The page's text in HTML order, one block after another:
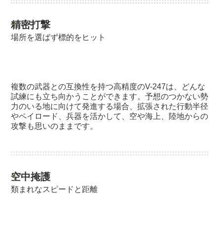
精密打撃
場所を選ばず標的をヒット
複数の武器との互換性を持つ高精度のV-247は、どんな
試練にも立ち向かうことができます。予想のつかない勢
力のいる地に向けて発進する場合、拡張された行動半径
やペイロード、兵器を活かして、空や海上、陸地からの
攻撃も思いのままです。
空中掩護
類まれなスピードと距離